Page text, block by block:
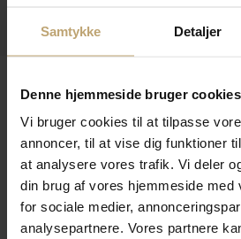
Samtykke Detaljer
Denne hjemmeside bruger cookies
Vi bruger cookies til at tilpasse
annoncer, til at vise dig funktioner
at analysere vores trafik. Vi deler
din brug af vores hjemmeside med
for sociale medier,
analysepartnere. Vores partnere
Praktiske Sider
Betalingsmuligheder
Sikker Og Tryg E-Handel